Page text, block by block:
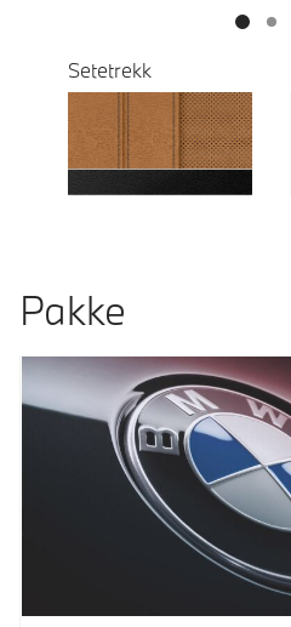
Setetrekk
Pakke